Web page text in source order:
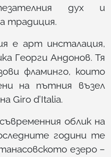
дух и
традиция.
е арт инсталация,
Георги Андонов. Тя
фламинго, които
на пътния възел
Giro d’Italia.
облик на
години те
езеро –